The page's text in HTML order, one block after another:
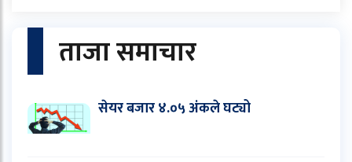
ताजा समाचार
सेयर बजार ४.०५ अंकले घट्यो